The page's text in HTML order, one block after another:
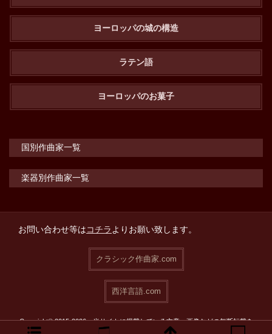
ヨーロッパの城の構造
ラテン語
ヨーロッパのお菓子
国別作曲家一覧
楽器別作曲家一覧
お問い合わせ等はコチラよりお願い致します。
クラシック作曲家.com
西洋言語.com
Copyright© 2015-2026 当サイトに掲載している文章・画像などの無断転載を